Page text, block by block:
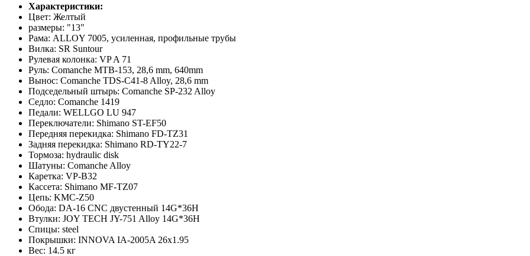
Характеристики:
Цвет: Желтый
размеры: "13"
Рама: ALLOY 7005, усиленная, профильные трубы
Вилка: SR Suntour
Рулевая колонка: VP A 71
Руль: Comanche MTB-153, 28,6 mm, 640mm
Вынос: Comanche TDS-C41-8 Alloy, 28,6 mm
Подседельный штырь: Comanche SP-232 Alloy
Седло: Comanche 1419
Педали: WELLGO LU 947
Переключатели: Shimano ST-EF50
Передняя перекидка: Shimano FD-TZ31
Задняя перекидка: Shimano RD-TY22-7
Тормоза: hydraulic disk
Шатуны: Comanche Alloy
Каретка: VP-B32
Кассета: Shimano MF-TZ07
Цепь: KMC-Z50
Обода: DA-16 CNC двустенный 14G*36H
Втулки: JOY TECH JY-751 Alloy 14G*36H
Спицы: steel
Покрышки: INNOVA IA-2005A 26x1.95
Вес: 14.5 кг